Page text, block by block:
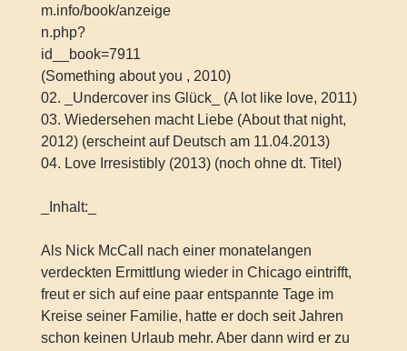
m.info/book/anzeige
n.php?
id__book=7911
(Something about you , 2010)
02. _Undercover ins Glück_ (A lot like love, 2011)
03. Wiedersehen macht Liebe (About that night,
2012) (erscheint auf Deutsch am 11.04.2013)
04. Love Irresistibly (2013) (noch ohne dt. Titel)
_Inhalt:_
Als Nick McCall nach einer monatelangen
verdeckten Ermittlung wieder in Chicago eintrifft,
freut er sich auf eine paar entspannte Tage im
Kreise seiner Familie, hatte er doch seit Jahren
schon keinen Urlaub mehr. Aber dann wird er zu